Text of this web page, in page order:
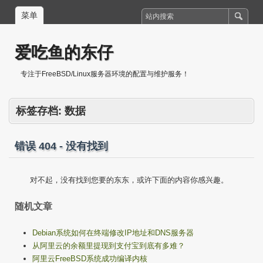
菜单
爱吃鱼的东仔
专注于FreeBSD/Linux服务器环境的配置与维护服务！
标签存档: 数据
错误 404 - 没有找到
对不起，没有找到您要的东东，或许下面的内容你感兴趣。
随机文章
Debian系统如何在终端修改IP地址和DNS服务器
从阿里云的余额里提现到支付宝到底有多难？
阿里云FreeBSD系统成功编译内核